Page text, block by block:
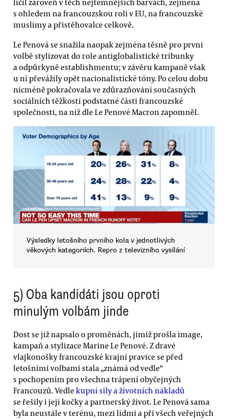
s ohledem na francouzskou roli v EU, na francouzské
muslimy a přistěhovalce celkově.
Le Penová se snažila naopak zejména těsně pro první
volbě stylizovat do role antiglobalistické tribunky
a odpůrkyně establishmentu; v závěru kampaně však
u ní převážily opět nacionalistické tóny. Po celou dobu
nicméně pokračovala ve zdůrazňování současných
sociálních těžkostí podstatné části francouzské
společnosti, na níž dle Le Penové Macron zapomněl.
Výsledky letošního prvního kola v jednotlivých
věkových kategoriích. Repro z televizního vysílání
5) Oba kandidáti jsou oproti
minulým volbám jinde
Dost se již napsalo o proměnách, jimiž prošla image,
kampaň a stylizace Marine Le Penové. Z dravé
vlajkonošky francouzské krajní pravice se před
letošními volbami stala „známá od vedle“
s pochopením pro všechna trápení obyčejných
Francouzů. Vedle kupní síly a životních nákladů
se řešily i její kočky a partnerský život. Le Penová sama
byla neustále v terénu, mezi lidmi a při všech veřejných